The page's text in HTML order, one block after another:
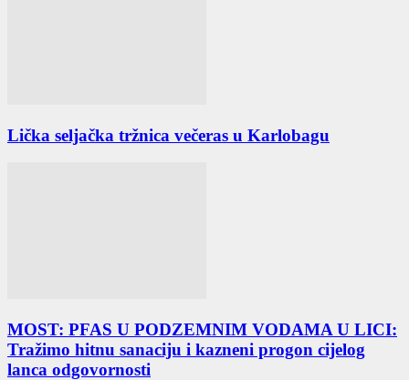
Lička seljačka tržnica večeras u Karlobagu
MOST: PFAS U PODZEMNIM VODAMA U LICI:
Tražimo hitnu sanaciju i kazneni progon cijelog
lanca odgovornosti